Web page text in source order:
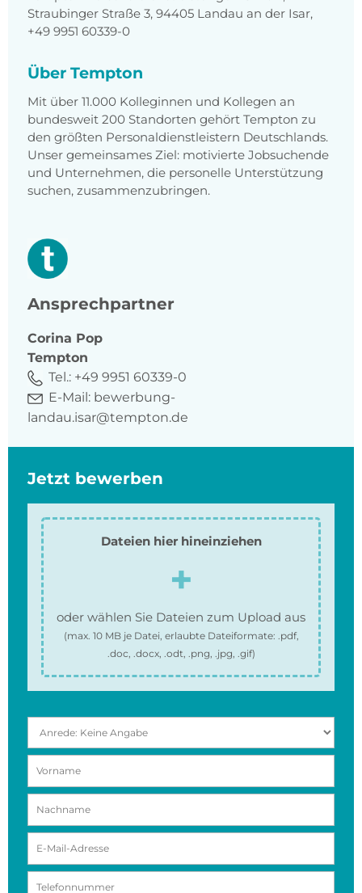
Straubinger Straße 3, 94405 Landau an der Isar,
+49 9951 60339-0
Über Tempton
Mit über 11.000 Kolleginnen und Kollegen an
bundesweit 200 Standorten gehört Tempton zu
den größten Personaldienstleistern Deutschlands.
Unser gemeinsames Ziel: motivierte Jobsuchende
und Unternehmen, die personelle Unterstützung
suchen, zusammenzubringen.
Ansprechpartner
Corina Pop
Tempton
Tel.: +49 9951 60339-0
E-Mail: bewerbung-
landau.isar@tempton.de
Jetzt bewerben
Dateien hier hineinziehen
oder wählen Sie Dateien zum Upload aus
(max. 10 MBje Datei, erlaubte Dateiformate: .pdf,
.doc, .docx, .odt, .png, .jpg, .gif)